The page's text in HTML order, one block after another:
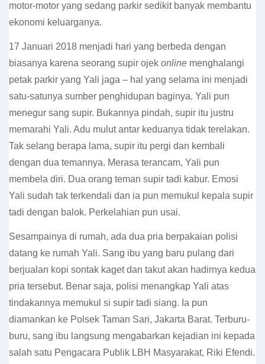
motor-motor yang sedang parkir sedikit banyak membantu
ekonomi keluarganya.
17 Januari 2018 menjadi hari yang berbeda dengan
biasanya karena seorang supir ojek online menghalangi
petak parkir yang Yali jaga – hal yang selama ini menjadi
satu-satunya sumber penghidupan baginya. Yali pun
menegur sang supir. Bukannya pindah, supir itu justru
memarahi Yali. Adu mulut antar keduanya tidak terelakan.
Tak selang berapa lama, supir itu pergi dan kembali
dengan dua temannya. Merasa terancam, Yali pun
membela diri. Dua orang teman supir tadi kabur. Emosi
Yali sudah tak terkendali dan ia pun memukul kepala supir
tadi dengan balok. Perkelahian pun usai.
Sesampainya di rumah, ada dua pria berpakaian polisi
datang ke rumah Yali. Sang ibu yang baru pulang dari
berjualan kopi sontak kaget dan takut akan hadirnya kedua
pria tersebut. Benar saja, polisi menangkap Yali atas
tindakannya memukul si supir tadi siang. Ia pun
diamankan ke Polsek Taman Sari, Jakarta Barat. Terburu-
buru, sang ibu langsung mengabarkan kejadian ini kepada
salah satu Pengacara Publik LBH Masyarakat, Riki Efendi.